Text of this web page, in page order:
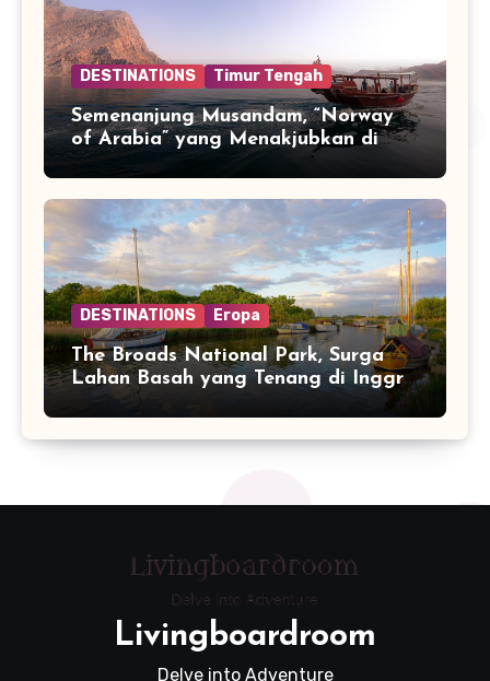
DESTINATIONS Timur Tengah
Semenanjung Musandam, “Norway
of Arabia” yang Menakjubkan di
Ujung Jazirah Arab
DESTINATIONS Eropa
The Broads National Park, Surga
Lahan Basah yang Tenang di Inggris
Timur
Livingboardroom
Delve into Adventure